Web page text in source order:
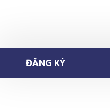
ĐĂNG KÝ